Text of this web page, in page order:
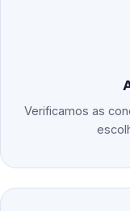
Verificamos as